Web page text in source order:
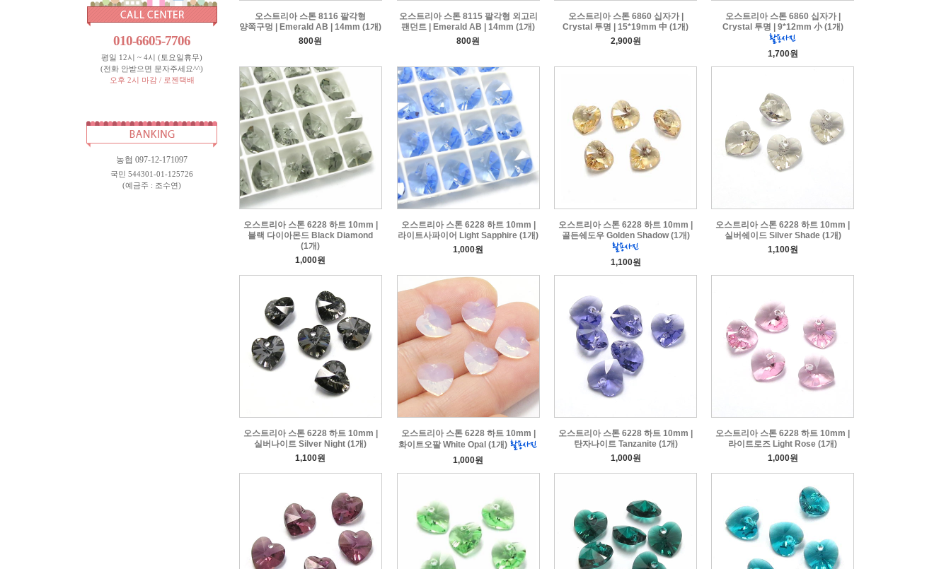
010-6605-7706
평일 12시 ~ 4시 (토요일휴무)
(전화 안받으면 문자주세요^^)
오후 2시 마감 / 로젠택배
농협 097-12-171097
국민 544301-01-125726
(예금주 : 조수연)
오스트리아 스톤 8116 팔각형
양쪽구멍 | Emerald AB | 14mm (1개)
800원
오스트리아 스톤 8115 팔각형 외고리
팬던트 | Emerald AB | 14mm (1개)
800원
오스트리아 스톤 6860 십자가 |
Crystal 투명 | 15*19mm 中 (1개)
2,900원
오스트리아 스톤 6860 십자가 |
Crystal 투명 | 9*12mm 小 (1개)
1,700원
오스트리아 스톤 6228 하트 10mm |
블랙 다이아몬드 Black Diamond
(1개)
1,000원
오스트리아 스톤 6228 하트 10mm |
라이트사파이어 Light Sapphire (1개)
1,000원
오스트리아 스톤 6228 하트 10mm |
골든쉐도우 Golden Shadow (1개)
1,100원
오스트리아 스톤 6228 하트 10mm |
실버쉐이드 Silver Shade (1개)
1,100원
오스트리아 스톤 6228 하트 10mm |
실버나이트 Silver Night (1개)
1,100원
오스트리아 스톤 6228 하트 10mm |
화이트오팔 White Opal (1개)
1,000원
오스트리아 스톤 6228 하트 10mm |
탄자나이트 Tanzanite (1개)
1,000원
오스트리아 스톤 6228 하트 10mm |
라이트로즈 Light Rose (1개)
1,000원